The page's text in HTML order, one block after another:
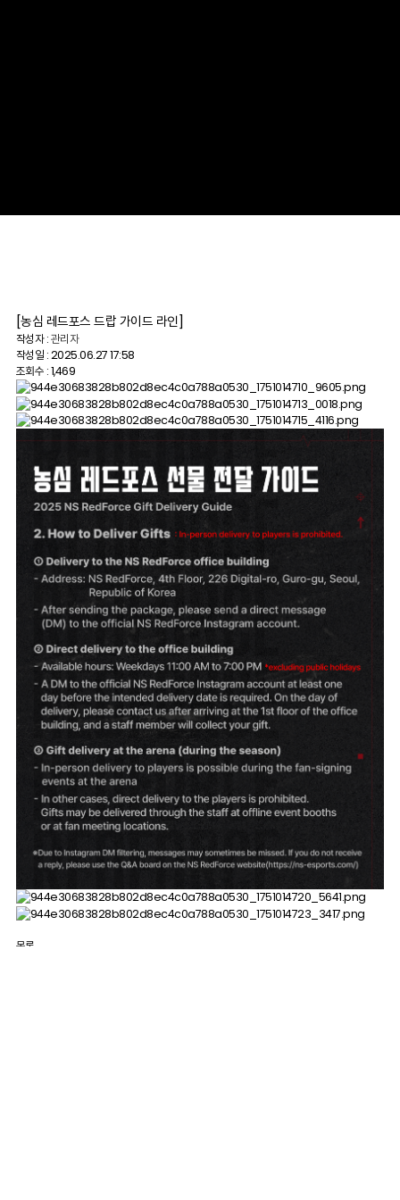
[농심 레드포스 드랍 가이드 라인]
작성자 :관리자
작성일 : 2025.06.27 17:58
조회수 : 1,469
목록